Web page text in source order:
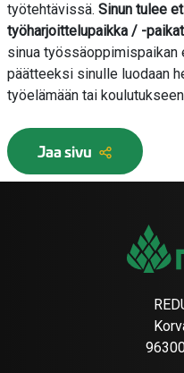
työtehtävissä. Sinun tulee
työharjoittelupaikka / -
sinua
päätteeksi sinulle luodaan
työelämään tai
Jaa sivu